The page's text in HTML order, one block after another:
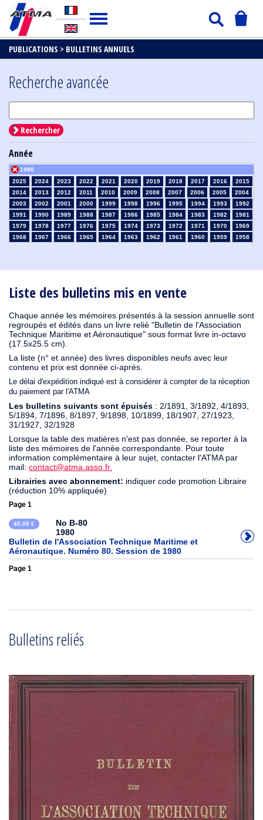
PUBLICATIONS > BULLETINS ANNUELS
Liste des bulletins mis en vente
Chaque année les mémoires présentés à la session annuelle sont
regroupés et édités dans un livre relié "Bulletin de l'Association
Technique Maritime et Aéronautique" sous format livre in-octavo
(17.5x25.5 cm).
La liste (n° et année) des livres disponibles neufs avec leur
contenu et prix est donnée ci-après.
Le délai d'expédition indiqué est à considérer à compter de la réception
du paiement par l'ATMA
Les bulletins suivants sont épuisés : 2/1891, 3/1892, 4/1893,
5/1894, 7/1896, 8/1897, 9/1898, 10/1899, 18/1907, 27/1923,
31/1927, 32/1928
Lorsque la table des matières n'est pas donnée, se reporter à la
liste des mémoires de l'année correspondante. Pour toute
information complémentaire à leur sujet, contacter l'ATMA par
mail: contact@atma.asso.fr.
Librairies avec abonnement: indiquer code promotion Libraire
(réduction 10% appliquée)
Page 1
40,00 €
No B-80
1980
Bulletin de l'Association Technique Maritime et
Aéronautique. Numéro 80. Session de 1980
Page 1
Recherche avancée
Rechercher
Année
2025 2024 2023 2022 2021 2020 2019 2018 2017 2016
2015
2014
2013 2012 2011 2010 2009 2008 2007 2006 2005
2004
2003
2002 2001 2000 1999 1998 1996 1995 1994 1993
1992
1991
1990 1989 1988 1987 1986 1985 1984 1983 1982 1981
1980
1979 1978 1977 1976 1975 1974 1973 1972 1971 1970
1969
1968
1967 1966 1965 1964 1963 1962 1961 1960 1959
1958
1930
1929 1926 1925 1924 1915 1914 1913 1912 1911
1910
Bulletins reliés